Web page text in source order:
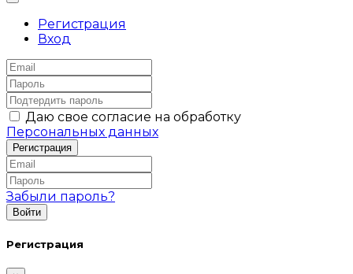
Регистрация
Вход
Даю свое согласие на обработку
Персональных данных
Забыли пароль?
Регистрация